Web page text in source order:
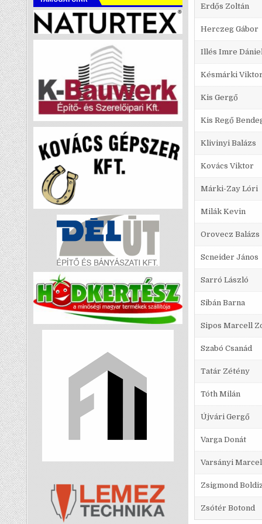
Erdős Zoltán
Herczeg Gábor
Illés Imre
Késmárki Viktor
Kis Gergő
Kis Regő
Klivinyi Balázs
Kovács Viktor
Márki-Zay Lóri
Milák Kevin
Orovecz Balázs
Scneider János
Sarró László
Sibán Barna
Sipos Marcell
Szabó Csanád
Tatár Zétény
Tóth Milán
Újvári Gergő
Varga Donát
Varsányi
Zsigmond
Zsótér Botond